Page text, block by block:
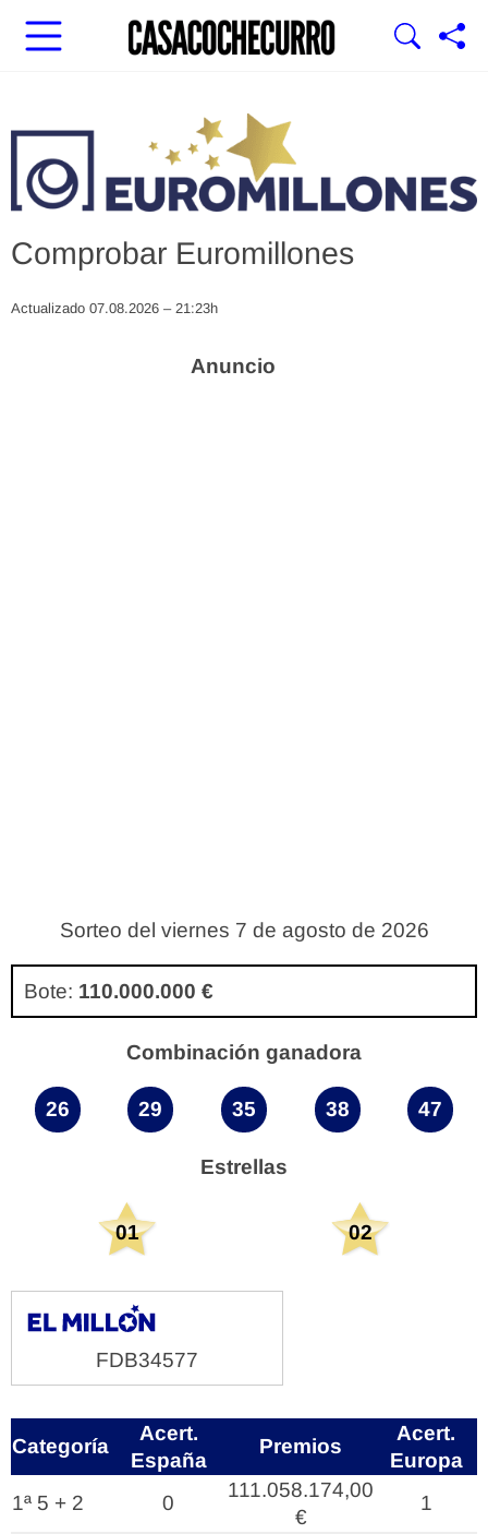
Comprobar Euromillones
Actualizado 07.08.2026 – 21:23h
Sorteo del viernes 7 de agosto de 2026
Bote: 110.000.000 €
Combinación ganadora
26 29 35 38 47
Estrellas
01 02
FDB34577
Categoría
Acert.
España
Premios
Acert.
Europa
1ª 5 + 2
0
111.058.174,00
€
1